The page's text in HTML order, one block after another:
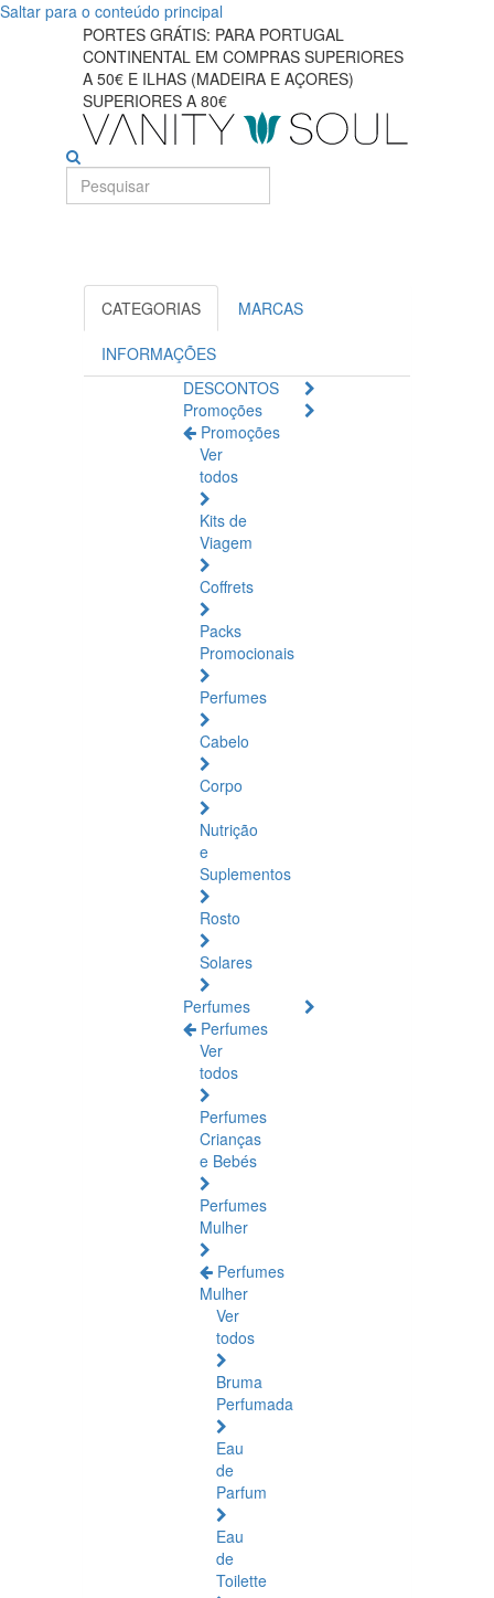
Saltar para o conteúdo principal
BIJOUX
INDISCRETS
PORTES GRÁTIS: PARA PORTUGAL
CONTINENTAL EM COMPRAS SUPERIORES
A 50€ E ILHAS (MADEIRA E AÇORES)
SUPERIORES A 80€
CATEGORIAS MARCAS
INFORMAÇÕES
DESCONTOS
Promoções
Promoções
Ver
todos
Kits de
Viagem
Coffrets
Packs
Promocionais
Perfumes
Cabelo
Corpo
Nutrição
e
Suplementos
Rosto
Solares
Perfumes
Perfumes
Ver
todos
Perfumes
Crianças
e Bebés
Perfumes
Mulher
Perfumes
Mulher
Ver
todos
Bruma
Perfumada
Eau
de
Parfum
Eau
de
Toilette